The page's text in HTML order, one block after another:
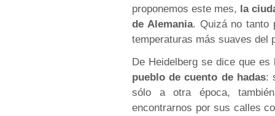
proponemos este mes, la
de Alemania. Quizá no tanto
temperaturas más suaves del
De Heidelberg se dice que
pueblo de cuento de hadas:
sólo a otra época,
encontrarnos por sus calles